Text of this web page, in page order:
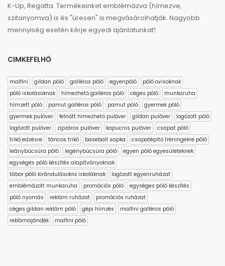
K-Up, Regatta. Termékeinket emblémázva (hímezve,
szitanyomva) is és "üresen" is megvásárolhatják. Nagyobb
mennyiség esetén kérje egyedi ajánlatunkat!
CIMKEFELHŐ
malfini gildan póló galléros póló egyenpóló
póló ovisoknak
póló iskolásoknak
hímezhető galléros póló céges póló
munkaruha
hímzett póló
pamut galléros póló pamut póló
gyermek póló
gyermek pulóver
felnőtt hímezhető pulóver gildan pulóver
logózott póló
logózott pulóver
zipzáros pulóver kapucnis pulóver
csapat póló
trikó edzésre
táncos trikó baseball sapka
csapatépítő tréningekre póló
leánybúcsúra póló
legénybúcsúra póló
egyen póló egyesületeknek
egységes póló készítés alapítványoknak
tábor póló kirándulásokra iskoláknak
logózott egyenruházat
emblémázott munkaruha
promóciós póló
egységes póló készítés
póló nyomás
reklám ruházat
promóciós ruházat
céges gildan reklám póló
gépi hímzés
malfini galléros póló
reklámajándék
malfini póló